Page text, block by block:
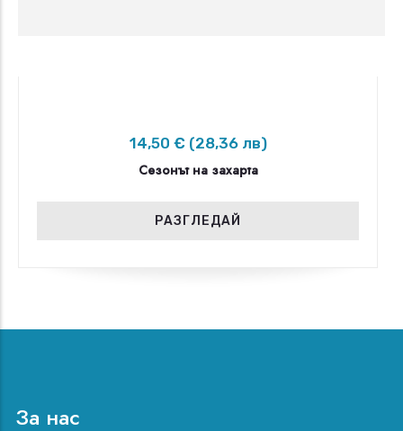
14,50 € (28,36 лв)
Сезонът на захарта
РАЗГЛЕДАЙ
За нас